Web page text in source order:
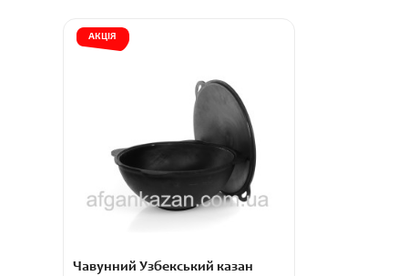
АКЦІЯ
Чавунний Узбекський казан